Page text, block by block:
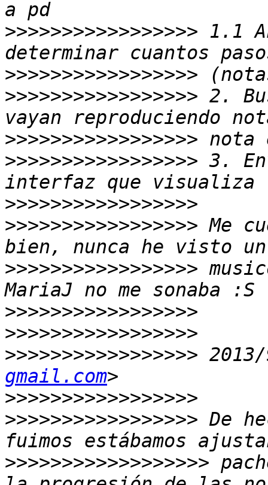
>>>>>>>>>>>>>>>>> 1.1
>>>>>>>>>>>>>>>>>
>>>>>>>>>>>>>>>>> 2.
>>>>>>>>>>>>>>>>>
>>>>>>>>>>>>>>>>> 3.
>>>>>>>>>>>>>>>>>
>>>>>>>>>>>>>>>>> Me
>>>>>>>>>>>>>>>>>
>>>>>>>>>>>>>>>>>
>>>>>>>>>>>>>>>>>
>>>>>>>>>>>>>>>>>
gmail.com
>>>>>>>>>>>>>>>>>
>>>>>>>>>>>>>>>>> De
>>>>>>>>>>>>>>>>>>